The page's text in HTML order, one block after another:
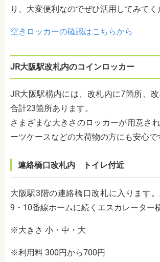
り、大変便利なのでぜひ活用してみてく
空きロッカーの確認はこちらから
JR大阪駅改札内のコインロッカー
JR大阪駅構内には、改札内に7箇所、
合計23箇所あります。
さまざまな大きさのロッカーが用意さ
ーツケースなどの大荷物の方にも安心で
連絡橋口改札内 トイレ付近
大阪駅3階の連絡橋口改札に入ります
9・10番線ホームに続くエスカレーター
※大きさ 小・中・大
※利用料 300円から700円